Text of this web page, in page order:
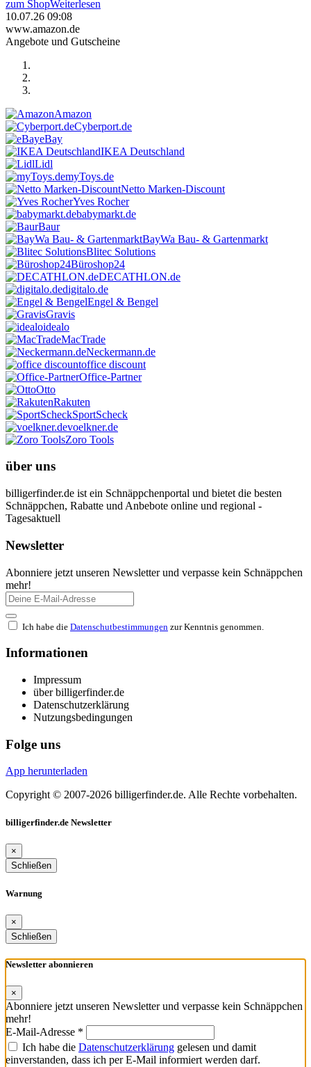
zum ShopWeiterlesen
10.07.26 09:08
www.amazon.de
Angebote und Gutscheine
Amazon
Cyberport.de
eBay
IKEA Deutschland
Lidl
myToys.de
Netto Marken-Discount
Yves Rocher
babymarkt.de
Baur
BayWa Bau- & Gartenmarkt
Blitec Solutions
Büroshop24
DECATHLON.de
digitalo.de
Engel & Bengel
Gravis
idealo
MacTrade
Neckermann.de
office discount
Office-Partner
Otto
Rakuten
SportScheck
voelkner.de
Zoro Tools
über uns
billigerfinder.de ist ein Schnäppchenportal und bietet die besten
Schnäppchen, Rabatte und Anbebote online und regional -
Tagesaktuell
Newsletter
Abonniere jetzt unseren Newsletter und verpasse kein Schnäppchen
mehr!
Ich habe die Datenschutbestimmungen zur Kenntnis genommen.
Informationen
Impressum
über billigerfinder.de
Datenschutzerklärung
Nutzungsbedingungen
Folge uns
App herunterladen
Copyright © 2007-2026 billigerfinder.de. Alle Rechte vorbehalten.
billigerfinder.de Newsletter
×
Schließen
Warnung
×
Schließen
Newsletter abonnieren
×
Abonniere jetzt unseren Newsletter und verpasse kein Schnäppchen
mehr!
E-Mail-Adresse *
Ich habe die Datenschutzerklärung gelesen und damit
einverstanden, dass ich per E-Mail informiert werden darf.